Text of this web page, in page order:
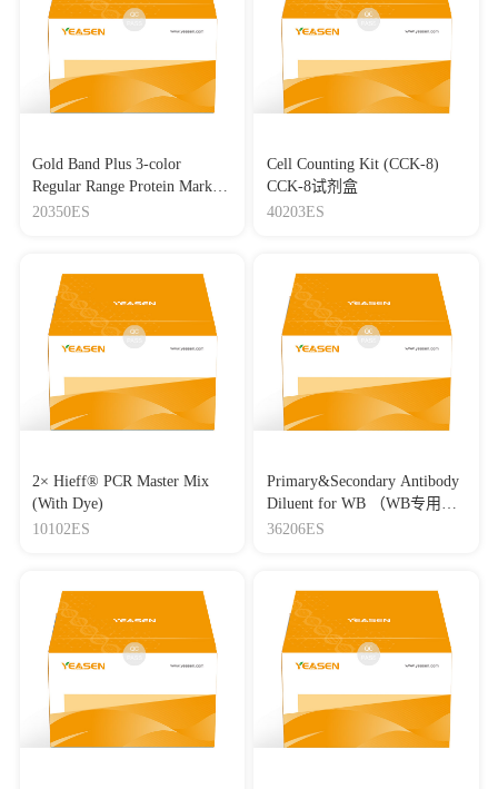
Gold Band Plus 3-color
Regular Range Protein Marker
(8-180 kDa) 三色预染蛋白质
20350ES
Cell Counting Kit (CCK-8)
CCK-8试剂盒
40203ES
2× Hieff® PCR Master Mix
(With Dye)
10102ES
Primary&Secondary Antibody
Diluent for WB （WB专用一
抗二抗稀释液）
36206ES